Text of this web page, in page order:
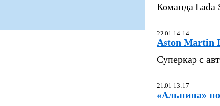
Команда Lada
22.01 14:14
Aston Martin
Суперкар с
21.01 13:17
«Альпина»